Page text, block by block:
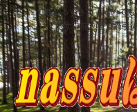
どこにでもあるすきま 埋めて
です 前立腺全摘手